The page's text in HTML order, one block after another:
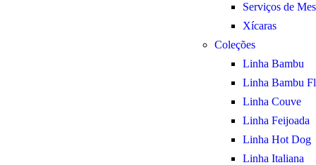
Serviços de
Xícaras
Coleções
Linha Bambu
Linha Bambu
Linha Couve
Linha Feijoada
Linha Hot Dog
Linha Italiana